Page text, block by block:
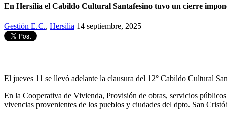
En Hersilia el Cabildo Cultural Santafesino tuvo un cierre
Gestión E.C., Hersilia 14 septiembre, 2025
El jueves 11 se llevó adelante la clausura del 12° Cabildo Cultural
En la Cooperativa de Vivienda, Provisión de obras, servicios
vivencias provenientes de los pueblos y ciudades del dpto. San